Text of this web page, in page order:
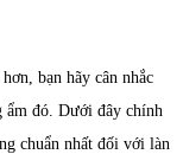
bạn hãy cân nhắc
ẩm đó. Dưới đây chính
chuẩn nhất đối với làn